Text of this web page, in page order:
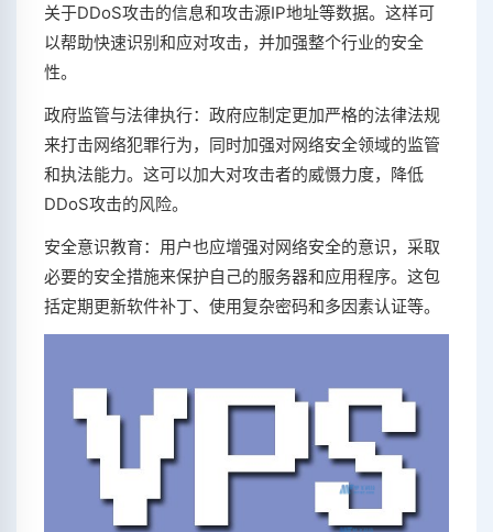
关于DDoS攻击的信息和攻击源IP地址等数据。这样可
以帮助快速识别和应对攻击，并加强整个行业的安全
性。
政府监管与法律执行：政府应制定更加严格的法律法规
来打击网络犯罪行为，同时加强对网络安全领域的监管
和执法能力。这可以加大对攻击者的威慑力度，降低
DDoS攻击的风险。
安全意识教育：用户也应增强对网络安全的意识，采取
必要的安全措施来保护自己的服务器和应用程序。这包
括定期更新软件补丁、使用复杂密码和多因素认证等。